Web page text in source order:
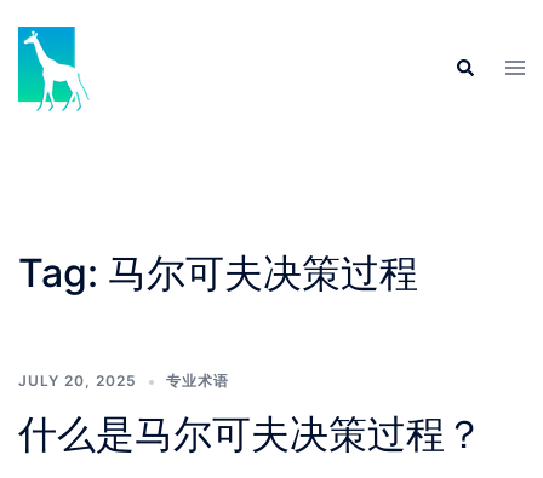
content
Search
Tag: 马尔可夫决策过程
JULY 20, 2025 专业术语
什么是马尔可夫决策过程？